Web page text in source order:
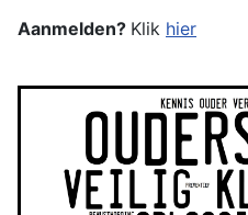
Aanmelden? Klik hier